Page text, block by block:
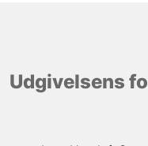
Udgivelsens